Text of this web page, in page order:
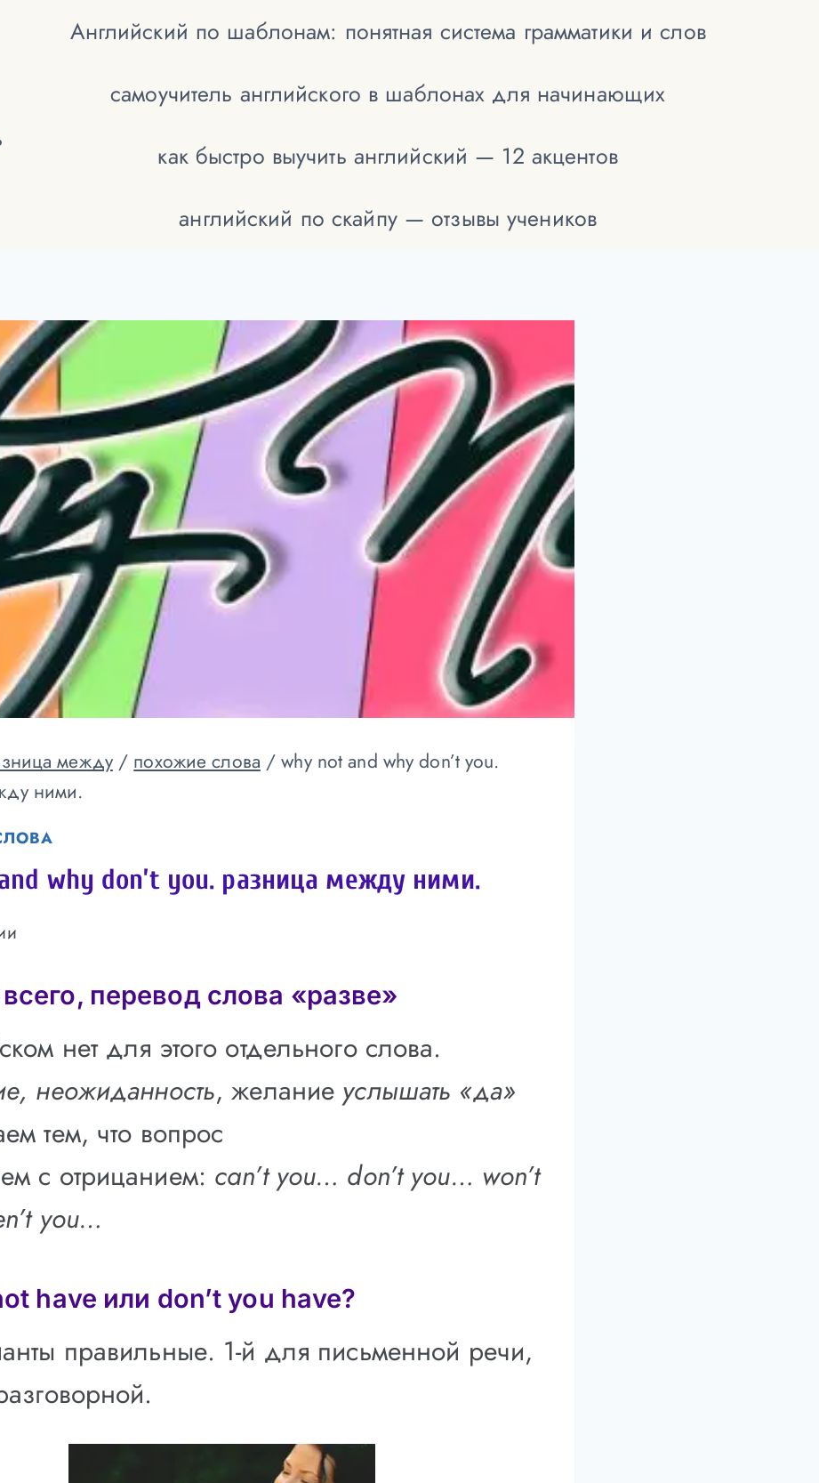
Английский по шаблонам: понятная система грамматики и слов
самоучитель английского в шаблонах для начинающих
как быстро выучить английский — 12 акцентов
английский по скайпу — отзывы учеников
между / похожие слова / why not and why don’t you.
ними.
why don’t you. разница между ними.
перевод слова «разве»
нет для этого отдельного слова.
неожиданность, желание услышать «да»
тем, что вопрос
с отрицанием: can’t you… don’t you… won’t
you…
have или don’t you have?
правильные. 1-й для письменной речи,